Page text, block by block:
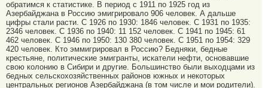
обратимся к статистике. В период с 1911 по 1925 год из
Азербайджана в Россию эмигрировало 906 человек. А дальше
цифры стали расти. С 1926 по 1930: 1846 человек. С 1931 по 1935:
2346 человек. С 1936 по 1940: 11 152 человек. С 1941 по 1945: 61
462 человек. С 1946 по 1950: 130 380 человек. С 1951 по 1954: 329
420 человек. Кто эммигрировал в Россию? Бедняки, бедные
крестьяне, политические эмигранты, искатели нефти, основавшие
свою колонию в Сибири и другие. Большинство были выходцами из
бедных сельскохозяйственных районов южных и некоторых
центральных регионов Азербайджана (в том числе и мои родители).